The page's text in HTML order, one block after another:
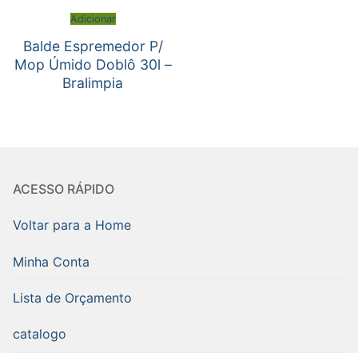
Adicionar
Balde Espremedor P/
Mop Úmido Doblô 30l –
Bralimpia
ACESSO RÁPIDO
Voltar para a Home
Minha Conta
Lista de Orçamento
catalogo